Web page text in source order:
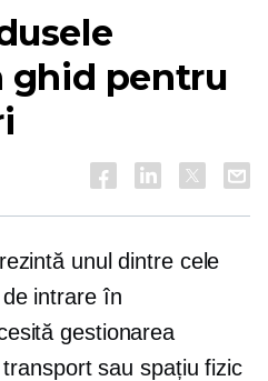
ghid pentru
unul dintre cele
intrare în
gestionarea
sau spațiu fizic